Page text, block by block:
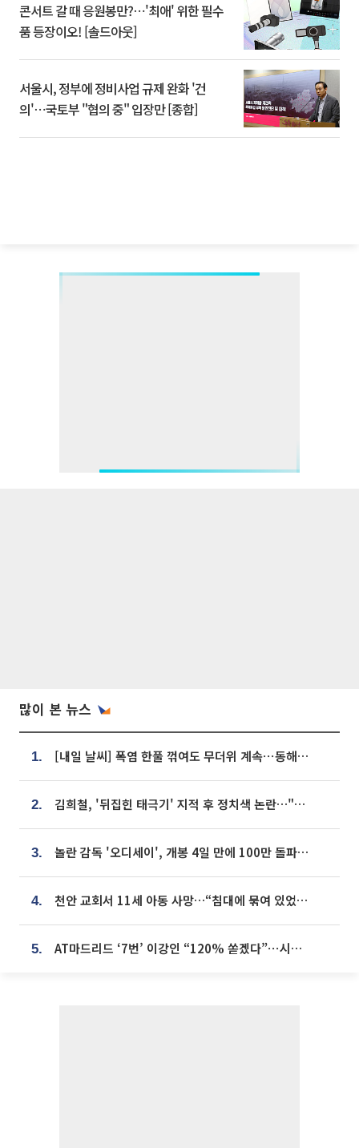
콘서트 갈 때 응원봉만?⋯'최애' 위한 필수
품 등장이오! [솔드아웃]
서울시, 정부에 정비사업 규제 완화 '건
의'⋯국토부 "협의 중" 입장만 [종합]
많이 본 뉴스
1. [내일 날씨] 폭염 한풀 꺾여도 무더위 계속⋯동해안 이틀 연속 비
2. 김희철, '뒤집힌 태극기' 지적 후 정치색 논란…"좌우 떠나 우리나라 국기"
3. 놀란 감독 '오디세이', 개봉 4일 만에 100만 돌파⋯'왕사남' 보다 빠르다
4. 천안 교회서 11세 아동 사망…“침대에 묶여 있었다” 진술 확보
5. AT마드리드 ‘7번’ 이강인 “120% 쏟겠다”⋯시메오네 감독 “필요한 선수”